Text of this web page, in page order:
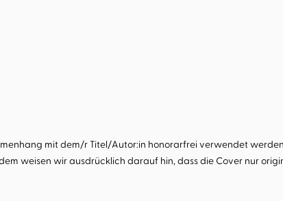
mit dem/r Titel/Autor:in honorarfrei verwendet
weisen wir ausdrücklich darauf hin, dass die Cover nur